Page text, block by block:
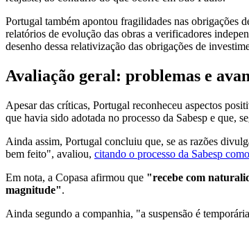
Portugal também apontou fragilidades nas obrigações
relatórios de evolução das obras a verificadores
desenho dessa relativização das obrigações de
Avaliação geral: problemas e
Apesar das críticas, Portugal reconheceu aspectos
que havia sido adotada no processo da Sabesp e que,
Ainda assim, Portugal concluiu que, se as razões
bem feito", avaliou, citando o processo da Sabesp
Em nota, a Copasa afirmou que "recebe com
magnitude".
Ainda segundo a companhia, "a suspensão é